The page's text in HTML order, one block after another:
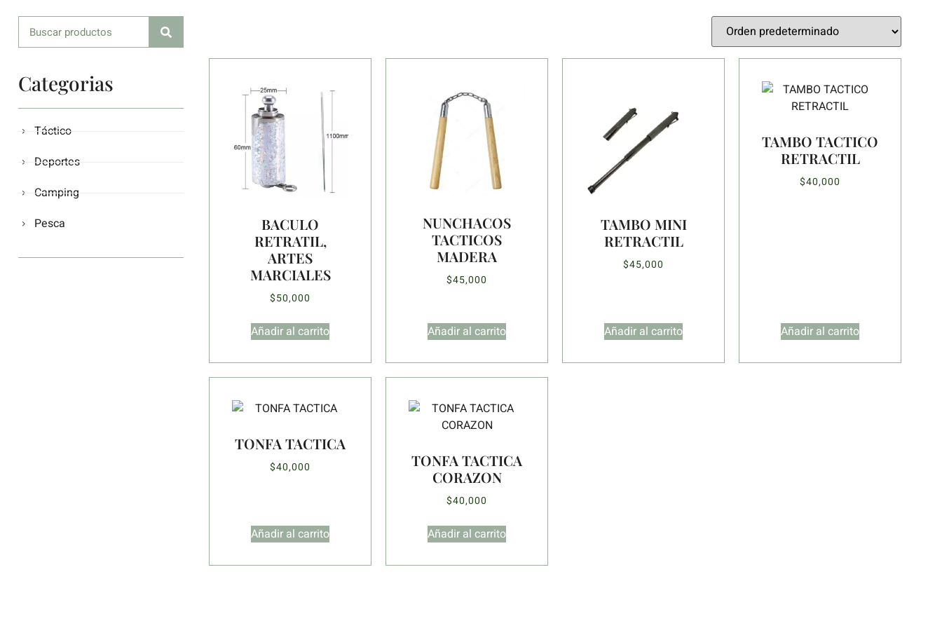
Categorias
Táctico
Deportes
Camping
Pesca
BACULO
RETRATIL,
ARTES
MARCIALES
$50,000
Añadir al carrito
NUNCHACOS
TACTICOS
MADERA
$45,000
Añadir al carrito
TAMBO MINI
RETRACTIL
$45,000
Añadir al carrito
TAMBO TACTICO
RETRACTIL
$40,000
Añadir al carrito
TONFA TACTICA
$40,000
Añadir al carrito
TONFA TACTICA
CORAZON
$40,000
Añadir al carrito